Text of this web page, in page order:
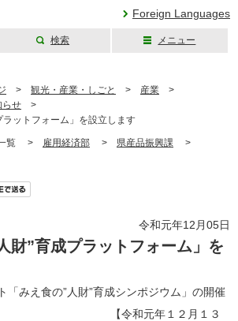
Foreign Languages
検索 メニュー
> 観光・産業・しごと > 産業 >
らせ >
ットフォーム」を設立します
覧 > 雇用経済部 > 県産品振興課 >
令和元年12月05日
財”育成プラットフォーム」を
「みえ食の”人財”育成シンポジウム」の開催
元年１２月１３